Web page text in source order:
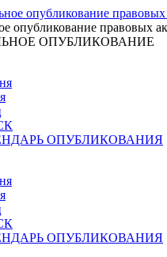
опубликование правовых
ОПУБЛИКОВАНИЕ
ОПУБЛИКОВАНИЯ
ОПУБЛИКОВАНИЯ